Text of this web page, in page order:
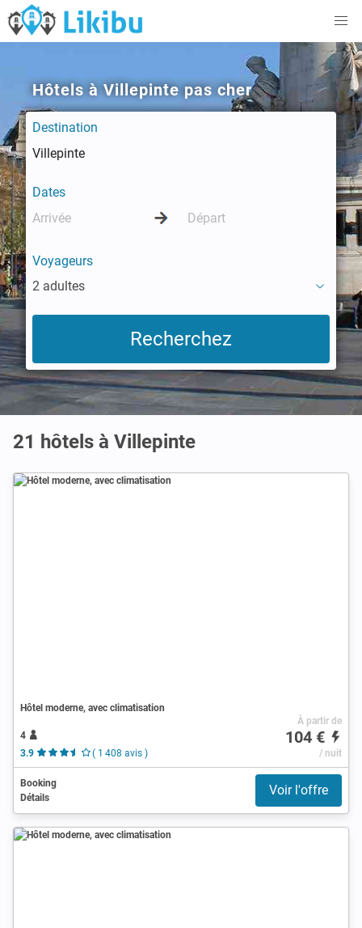
Hôtels à Villepinte pas cher
Destination
Dates
Voyageurs
2 adultes
21 hôtels à Villepinte
Hôtel moderne, avec climatisation
4
3.9
( 1 408 avis )
À partir de
104 €
/ nuit
Booking
Détails
Voir l'offre